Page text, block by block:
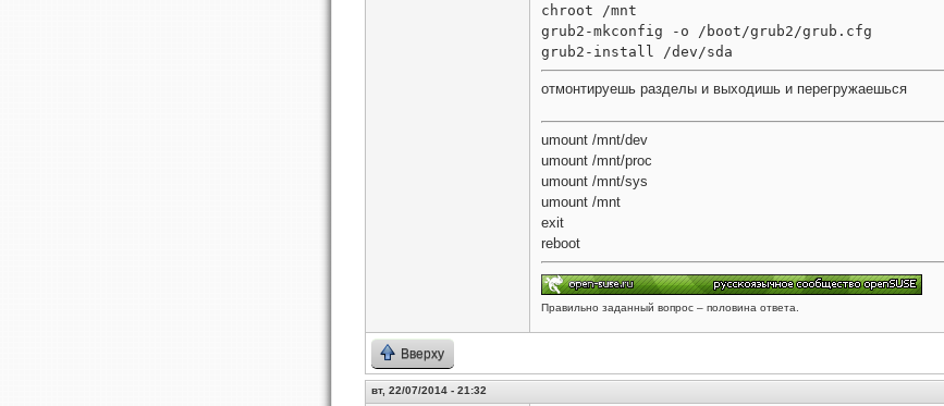
chroot /mnt
grub2-mkconfig -o /boot/grub2/grub.cfg
grub2-install /dev/sda
отмонтируешь разделы и выходишь и перегружаешься
umount /mnt/dev
umount /mnt/proc
umount /mnt/sys
umount /mnt
exit
reboot
Правильно заданный вопрос – половина ответа.
Вверху
вт, 22/07/2014 - 21:32